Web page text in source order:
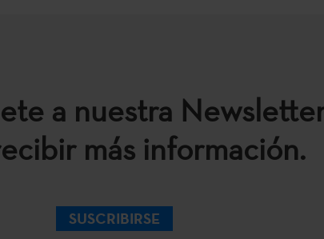
a nuestra
más información.
SUSCRIBIRSE